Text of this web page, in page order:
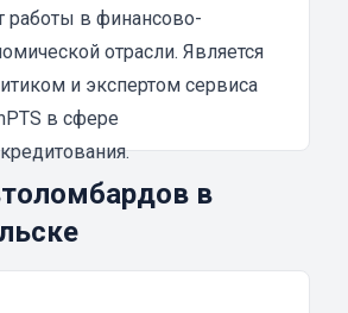
можно оформить займ, а
выплатить долг.
остаётся у
и его можно
в своих целях. Под залог
только ПТС. Пока долг не
не удастся продать или
иные сделки. Документы
работы в финансово-
отрасли. Является
и экспертом сервиса
в сфере
в